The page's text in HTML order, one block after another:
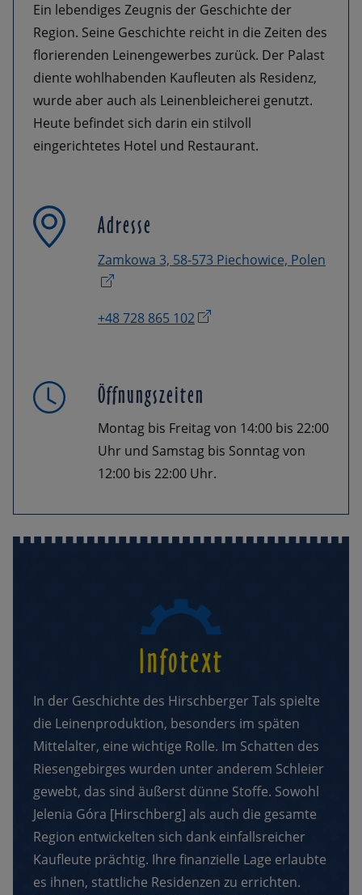
Ein lebendiges Zeugnis der Geschichte der
Region. Seine Geschichte reicht in die Zeiten des
florierenden Leinengewerbes zurück. Der Palast
diente wohlhabenden Kaufleuten als Residenz,
wurde aber auch als Leinenbleicherei genutzt.
Heute befindet sich darin ein stilvoll
eingerichtetes Hotel und Restaurant.
Adresse
Zamkowa 3, 58-573 Piechowice, Polen
+48 728 865 102
Öffnungszeiten
Montag bis Freitag von 14:00 bis 22:00
Uhr und Samstag bis Sonntag von
12:00 bis 22:00 Uhr.
Infotext
In der Geschichte des Hirschberger Tals spielte
die Leinenproduktion, besonders im späten
Mittelalter, eine wichtige Rolle. Im Schatten des
Riesengebirges wurden unter anderem Schleier
gewebt, das sind äußerst dünne Stoffe. Sowohl
Jelenia Góra [Hirschberg] als auch die gesamte
Region entwickelten sich dank einfallsreicher
Kaufleute prächtig. Ihre finanzielle Lage erlaubte
es ihnen, stattliche Residenzen zu errichten.